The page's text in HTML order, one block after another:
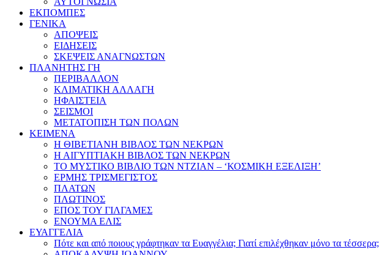
ΕΚΠΟΜΠΕΣ
ΓΕΝΙΚΑ
ΑΠΟΨΕΙΣ
ΕΙΔΗΣΕΙΣ
ΣΚΕΨΕΙΣ ΑΝΑΓΝΩΣΤΩΝ
ΠΛΑΝΗΤΗΣ ΓΗ
ΠΕΡΙΒΑΛΛΟΝ
ΚΛΙΜΑΤΙΚΗ ΑΛΛΑΓΗ
ΗΦΑΙΣΤΕΙΑ
ΣΕΙΣΜΟΙ
ΜΕΤΑΤΟΠΙΣΗ ΤΩΝ ΠΟΛΩΝ
ΚΕΙΜΕΝΑ
Η ΘΙΒΕΤΙΑΝΗ ΒΙΒΛΟΣ ΤΩΝ ΝΕΚΡΩΝ
Η ΑΙΓΥΠΤΙΑΚΗ ΒΙΒΛΟΣ ΤΩΝ ΝΕΚΡΩΝ
ΤΟ ΜΥΣΤΙΚΟ ΒΙΒΛΙΟ ΤΩΝ ΝΤΖΙΑΝ – ‘ΚΟΣΜΙΚΗ ΕΞΕΛΙΞΗ’
ΕΡΜΗΣ ΤΡΙΣΜΕΓΙΣΤΟΣ
ΠΛΑΤΩΝ
ΠΛΩΤΙΝΟΣ
ΕΠΟΣ ΤΟΥ ΓΙΛΓΑΜΕΣ
ΕΝΟΥΜΑ ΕΛΙΣ
ΕΥΑΓΓΕΛΙΑ
Πότε και από ποιους γράφτηκαν τα Ευαγγέλια; Γιατί επιλέχθηκαν μόνο τα τέσσερα;